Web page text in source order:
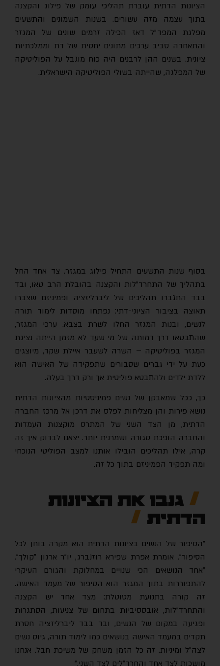
הציונות הדתית עוברת תהליכי עומק של פילוג והקצנה
בתוך עצמה מזה עשורים. בשנות השמונים והתשעים
מפלגת המפד״ל דאז הכילה זרמים שונים של המגזר
והתאחדה סביב ערכים מתונים יחסית של דת וממלכתיות
ציונית. בשנים ההן לרבנים היה כוח מוגבל על הפוליטיקה
של המפלגה, שהייתה בשולי הפוליטיקה הישראלית.
בסוף שנות התשעים התחיל פילוג במגזר. צד אחד החל
בתהליך של התחרד"לות והקצנה בהובלת הרב טאו, ובד
בבד התגברו תהליכים של ליברליזציה ופמיניזם שצברו
תאוצה בציבור הציוני-דתי: נפתחו מוסדות לימוד תורה
לנשים, ובנות המגזר החלו לשרת בצבא. ערכי המגזר,
שהתבטאו דרך דמותה של מי שעד לא מזמן הייתה נציגת
המגזר בפוליטיקה – השרה לשעבר איילת שקד, מיוצגים
כעת על ידי גברים שסבורים שתפקידה של האישה הוא
ללדת ילדים ולהתבטא פוליטית אך ורק דרך בעלה.
כך, ככל שמאבקן של נשים פמיניסטיות מהציונות הדתית
נושא פירות והן מצליחות לפלס את דרכן אל מרכז החברה
הדתית, מן הצד השני של המתרס מוקצנות העמדות
והחברה הופכת סגורה ושמרנית יותר. יצאנו לבדוק איך זה
קרה, אילו תהליכים הובילו אותנו למצב הפוליטי הנוכחי
ומה תפקיד הפמיניזם בתוך כל זה.
גנבו את הציונות
הדתית
"הסיפור של הנשים בציונות הדתית הוא מקרה בוחן לכל
הסיפור". אומרת אפרת שפירא רוזנברג, יו"ר ארגון "קולך".
"אחד הנושאים הכי שנויים במחלוקת והגורם העיקרי
להתפוררות בתוך המגזר הוא הסיפור של מעמד האישה.
זה קורה בתנועת מטוטלת: מצד אחד יש הקצנה
והתחרד"לות, אובססיביות בתחום של צניעות, הסתגרות
ופגיעה במקום של הנשים, ובד בבד ליברליזציה חסרת
תקדים במעמד האישה בנושאים כמו לימוד תורה, גיוס נשים
לצה"ל ומיניות. זה כל הזמן משחק של משיכת חבל. אנחנו
מושכות לצד אחד והחרד"לים לצד השני."